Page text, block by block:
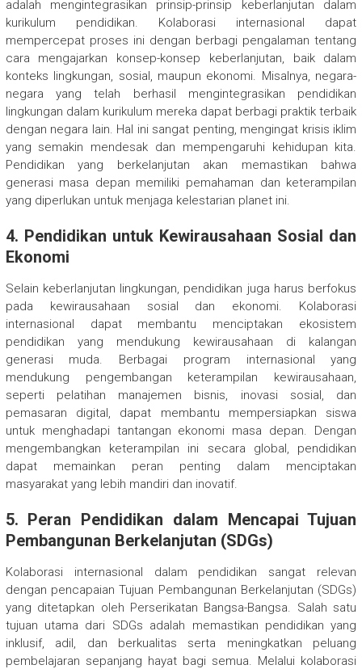
adalah mengintegrasikan prinsip-prinsip keberlanjutan dalam
kurikulum pendidikan. Kolaborasi internasional dapat
mempercepat proses ini dengan berbagi pengalaman tentang
cara mengajarkan konsep-konsep keberlanjutan, baik dalam
konteks lingkungan, sosial, maupun ekonomi. Misalnya, negara-
negara yang telah berhasil mengintegrasikan pendidikan
lingkungan dalam kurikulum mereka dapat berbagi praktik terbaik
dengan negara lain. Hal ini sangat penting, mengingat krisis iklim
yang semakin mendesak dan mempengaruhi kehidupan kita.
Pendidikan yang berkelanjutan akan memastikan bahwa
generasi masa depan memiliki pemahaman dan keterampilan
yang diperlukan untuk menjaga kelestarian planet ini.
4. Pendidikan untuk Kewirausahaan Sosial dan
Ekonomi
Selain keberlanjutan lingkungan, pendidikan juga harus berfokus
pada kewirausahaan sosial dan ekonomi. Kolaborasi
internasional dapat membantu menciptakan ekosistem
pendidikan yang mendukung kewirausahaan di kalangan
generasi muda. Berbagai program internasional yang
mendukung pengembangan keterampilan kewirausahaan,
seperti pelatihan manajemen bisnis, inovasi sosial, dan
pemasaran digital, dapat membantu mempersiapkan siswa
untuk menghadapi tantangan ekonomi masa depan. Dengan
mengembangkan keterampilan ini secara global, pendidikan
dapat memainkan peran penting dalam menciptakan
masyarakat yang lebih mandiri dan inovatif.
5. Peran Pendidikan dalam Mencapai Tujuan
Pembangunan Berkelanjutan (SDGs)
Kolaborasi internasional dalam pendidikan sangat relevan
dengan pencapaian Tujuan Pembangunan Berkelanjutan (SDGs)
yang ditetapkan oleh Perserikatan Bangsa-Bangsa. Salah satu
tujuan utama dari SDGs adalah memastikan pendidikan yang
inklusif, adil, dan berkualitas serta meningkatkan peluang
pembelajaran sepanjang hayat bagi semua. Melalui kolaborasi